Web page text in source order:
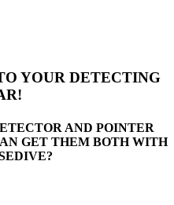
YOUR DETECTING
AND POINTER
GET THEM BOTH WITH